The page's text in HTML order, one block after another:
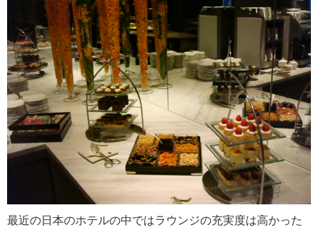
最近の日本のホテルの中ではラウンジの充実度は高かった